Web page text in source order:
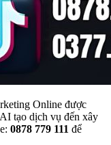
Online được
tạo dịch vụ đến xây
0878 779 111 để